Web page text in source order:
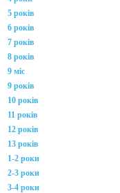
5 років
6 років
7 років
8 років
9 міс
9 років
10 років
11 років
12 років
13 років
1-2 роки
2-3 роки
3-4 роки